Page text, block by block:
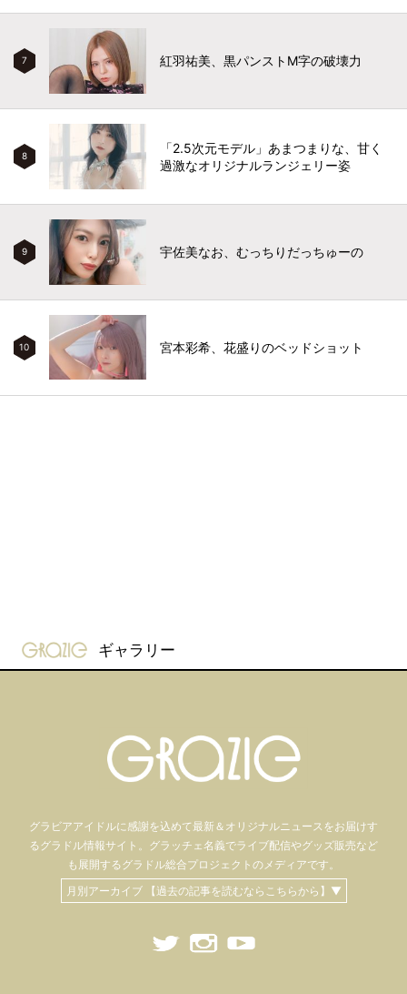
7 紅羽祐美、黒パンストM字の破壊力
8
「2.5次元モデル」あまつまりな、甘く
過激なオリジナルランジェリー姿
9 宇佐美なお、むっちりだっちゅーの
10 宮本彩希、花盛りのベッドショット
gravure-grazie
ギャラリー
グラビアアイドルに感謝を込めて最新＆オリジナルニュースをお届けす
るグラドル情報サイト。 グラッチェ名義でライブ配信やグッズ販売など
も 展開するグラドル総合プロジェクトのメディアです。
月別アーカイブ 【過去の記事を読むならこちらから】▼